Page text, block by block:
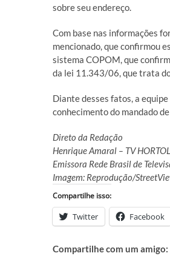
sobre seu endereço.
Com base nas informações
mencionado, que confirmou
sistema COPOM, que
da lei 11.343/06, que trata
Diante desses fatos, a
conhecimento do mandado
Direto da Redação
Henrique Amaral – TV
Emissora Rede Brasil de
Imagem: Reprodução/
Compartilhe isso:
Twitter Facebook
Compartilhe com um amigo: